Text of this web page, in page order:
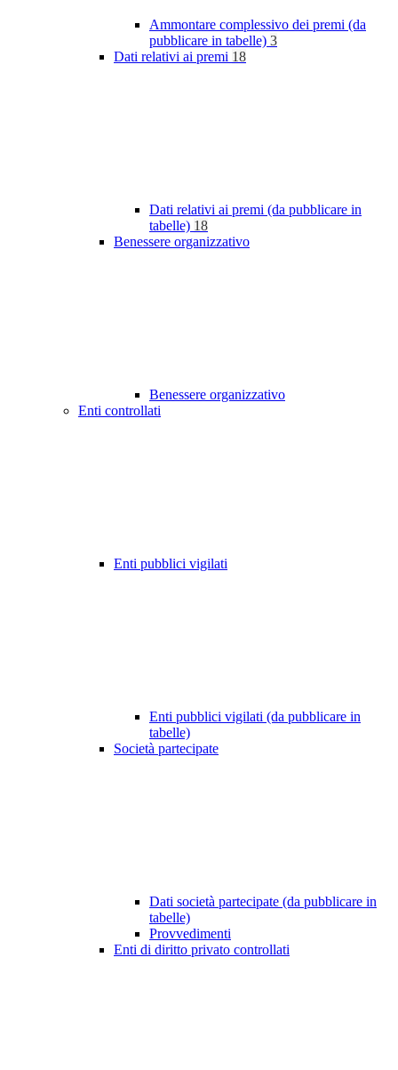
Ammontare complessivo dei premi (da
pubblicare in tabelle) 3
Dati relativi ai premi 18
Dati relativi ai premi (da pubblicare in
tabelle) 18
Benessere organizzativo
Benessere organizzativo
Enti controllati
Enti pubblici vigilati
Enti pubblici vigilati (da pubblicare in
tabelle)
Società partecipate
Dati società partecipate (da pubblicare in
tabelle)
Provvedimenti
Enti di diritto privato controllati